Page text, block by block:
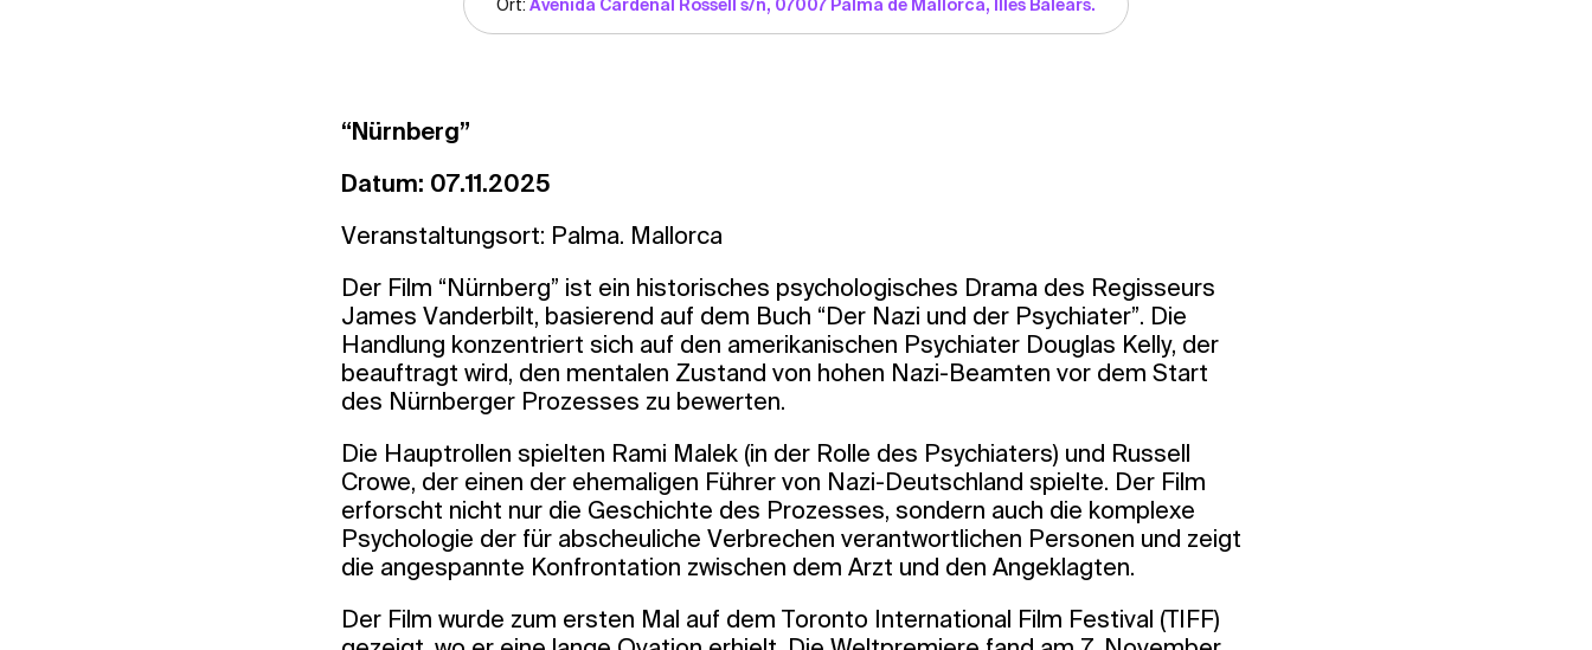
Ort: Avenida Cardenal Rossell s/n, 07007 Palma de Mallorca, Illes Balears.
“Nürnberg”
Datum: 07.11.2025
Veranstaltungsort: Palma. Mallorca
Der Film “Nürnberg” ist ein historisches psychologisches Drama des Regisseurs
James Vanderbilt, basierend auf dem Buch “Der Nazi und der Psychiater”. Die
Handlung konzentriert sich auf den amerikanischen Psychiater Douglas Kelly, der
beauftragt wird, den mentalen Zustand von hohen Nazi-Beamten vor dem Start
des Nürnberger Prozesses zu bewerten.
Die Hauptrollen spielten Rami Malek (in der Rolle des Psychiaters) und Russell
Crowe, der einen der ehemaligen Führer von Nazi-Deutschland spielte. Der Film
erforscht nicht nur die Geschichte des Prozesses, sondern auch die komplexe
Psychologie der für abscheuliche Verbrechen verantwortlichen Personen und zeigt
die angespannte Konfrontation zwischen dem Arzt und den Angeklagten.
Der Film wurde zum ersten Mal auf dem Toronto International Film Festival (TIFF)